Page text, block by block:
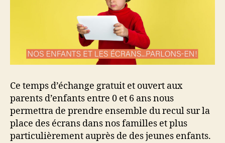
Ce temps d’échange gratuit et ouvert aux
parents d’enfants entre 0 et 6 ans nous
permettra de prendre ensemble du recul sur la
place des écrans dans nos familles et plus
particulièrement auprès de des jeunes enfants.